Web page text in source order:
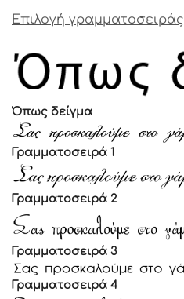
Επιλογή γραμματοσειράς
Όπως δείγμα
Γραμματοσειρά 1
Γραμματοσειρά 2
Γραμματοσειρά 3
Γραμματοσειρά 4